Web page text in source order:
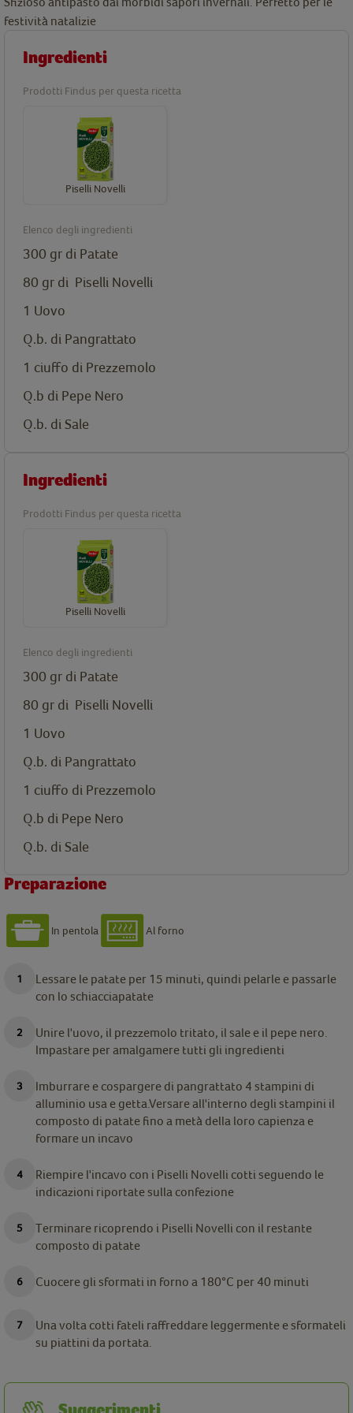
festività natalizie
Ingredienti
Prodotti Findus per questa ricetta
Piselli Novelli
Elenco degli ingredienti
300 gr di Patate
80 gr di Piselli Novelli
1 Uovo
Q.b. di Pangrattato
1 ciuffo di Prezzemolo
Q.b di Pepe Nero
Q.b. di Sale
Ingredienti
Prodotti Findus per questa ricetta
Piselli Novelli
Elenco degli ingredienti
300 gr di Patate
80 gr di Piselli Novelli
1 Uovo
Q.b. di Pangrattato
1 ciuffo di Prezzemolo
Q.b di Pepe Nero
Q.b. di Sale
Preparazione
In pentola Al forno
Lessare le patate per 15 minuti, quindi pelarle e passarle
con lo schiacciapatate
Unire l'uovo, il prezzemolo tritato, il sale e il pepe nero.
Impastare per amalgamere tutti gli ingredienti
Imburrare e cospargere di pangrattato 4 stampini di
alluminio usa e getta.Versare all'interno degli stampini il
composto di patate fino a metà della loro capienza e
formare un incavo
Riempire l'incavo con i Piselli Novelli cotti seguendo le
indicazioni riportate sulla confezione
Terminare ricoprendo i Piselli Novelli con il restante
composto di patate
Cuocere gli sformati in forno a 180°C per 40 minuti
Una volta cotti fateli raffreddare leggermente e sformateli
su piattini da portata.